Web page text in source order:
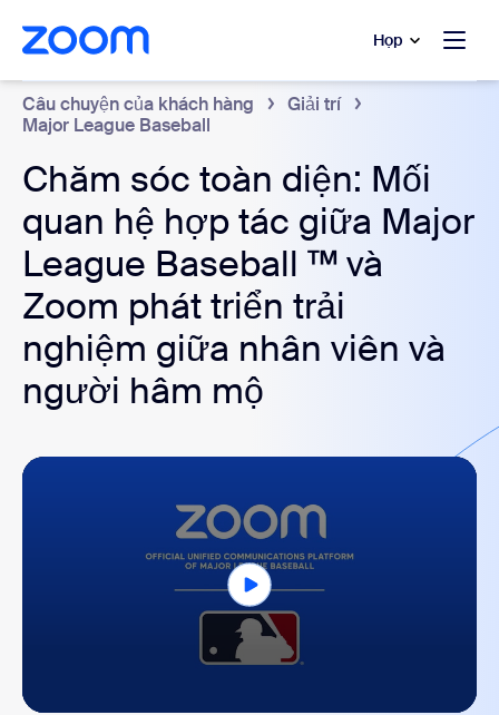
đến nội dung chính
trò chuyện trợ giúp Họp
Câu chuyện của khách hàng
Giải trí
Major League Baseball
Chăm sóc toàn diện: Mối
quan hệ hợp tác giữa Major
League Baseball ™ và
Zoom phát triển trải
nghiệm giữa nhân viên và
người hâm mộ